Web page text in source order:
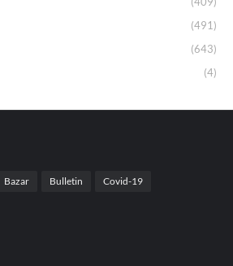
(491)
(643)
(4)
Bazar Bulletin Covid-19